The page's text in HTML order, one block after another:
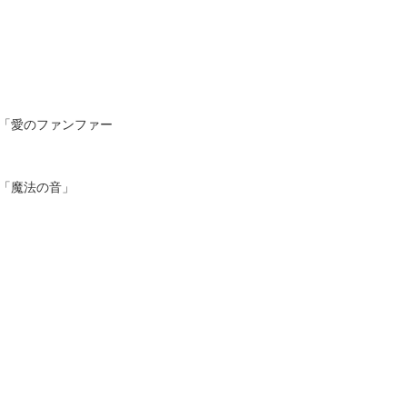
愛のファンファー
法の音」